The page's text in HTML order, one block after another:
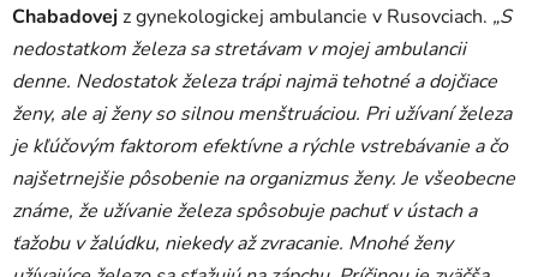
Chabadovejz gynekologickej ambulancie v Rusovciach. „S
nedostatkom železa sa stretávam v mojej ambulancii
denne. Nedostatok železa trápi najmä tehotné a dojčiace
ženy, ale aj ženy so silnou menštruáciou. Pri užívaní železa
je kľúčovým faktorom efektívne a rýchle vstrebávanie a čo
najšetrnejšie pôsobenie na organizmus ženy. Je všeobecne
známe, že užívanie železa spôsobuje pachuť v ústach a
ťažobu v žalúdku, niekedy až zvracanie. Mnohé ženy